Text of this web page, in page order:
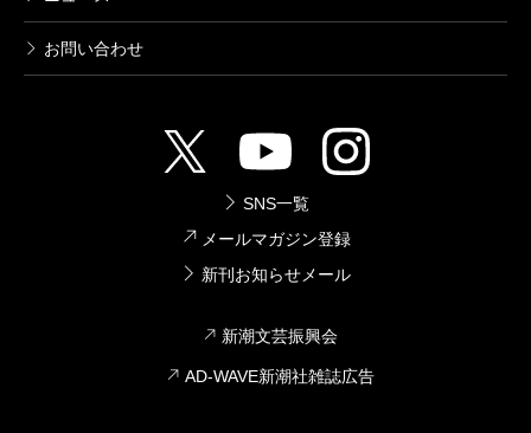
お問い合わせ
SNS一覧
メールマガジン登録
新刊お知らせメール
新潮文芸振興会
AD-WAVE新潮社雑誌広告